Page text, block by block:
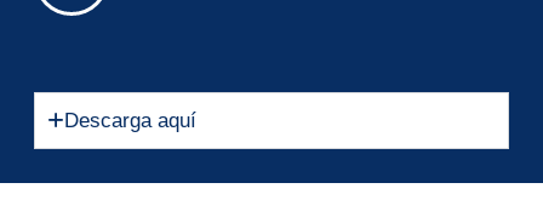
Descarga aquí